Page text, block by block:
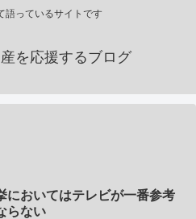
語っているサイトです
を応援するブログ
においてはテレビが一番参考
らない